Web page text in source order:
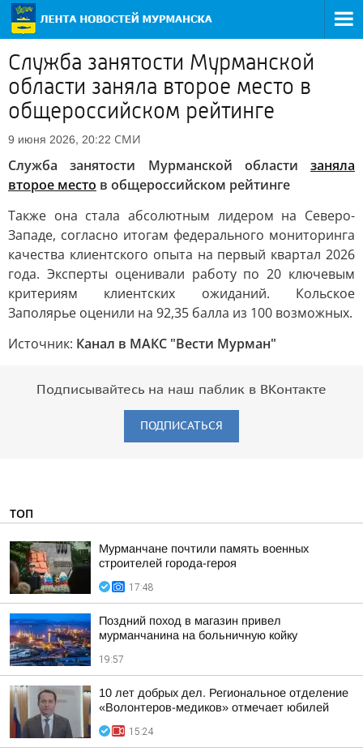
Служба занятости Мурманской
области заняла второе место в
общероссийском рейтинге
9 июня 2026, 20:22 СМИ
Служба занятости Мурманской области заняла
второе место в общероссийском рейтинге
Также она стала абсолютным лидером на Северо-
Западе, согласно итогам федерального мониторинга
качества клиентского опыта на первый квартал 2026
года. Эксперты оценивали работу по 20 ключевым
критериям клиентских ожиданий. Кольское
Заполярье оценили на 92,35 балла из 100 возможных.
Источник: Канал в МАКС "Вести Мурман"
Подписывайтесь на наш паблик в ВКонтакте
ПОДПИСАТЬСЯ
ТОП
Мурманчане почтили память военных
строителей города-героя
17:48
Поздний поход в магазин привел
мурманчанина на больничную койку
19:57
10 лет добрых дел. Региональное отделение
«Волонтеров-медиков» отмечает юбилей
15:24